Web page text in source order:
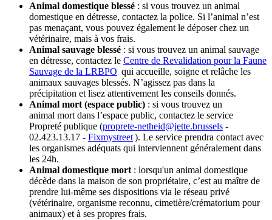
Animal domestique blessé : si vous trouvez un animal
domestique en détresse, contactez la police. Si l’animal n’est
pas menaçant, vous pouvez également le déposer chez un
vétérinaire, mais à vos frais.
Animal sauvage blessé : si vous trouvez un animal sauvage
en détresse, contactez le Centre de Revalidation pour la Faune
Sauvage de la LRBPO qui accueille, soigne et relâche les
animaux sauvages blessés. N’agissez pas dans la
précipitation et lisez attentivement les conseils donnés.
Animal mort (espace public) : si vous trouvez un
animal mort dans l’espace public, contactez le service
Propreté publique (proprete-netheid@jette.brussels -
02.423.13.17 - Fixmystreet). Le service prendra contact avec
les organismes adéquats qui interviennent généralement dans
les 24h.
Animal domestique mort : lorsqu'un animal domestique
décède dans la maison de son propriétaire, c’est au maître de
prendre lui-même ses dispositions via le réseau privé
(vétérinaire, organisme reconnu, cimetière/crématorium pour
animaux) et à ses propres frais.